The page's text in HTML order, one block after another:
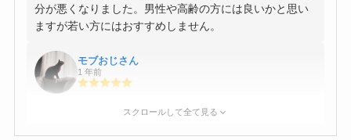
スクロールして全て見る
分が悪くなりました。男性や高齢の方には良いかと思い
ますが若い方にはおすすめしません。
モブおじさん
1 年前
先生も受付の方も歯科助手さんも皆さん優しいです。子